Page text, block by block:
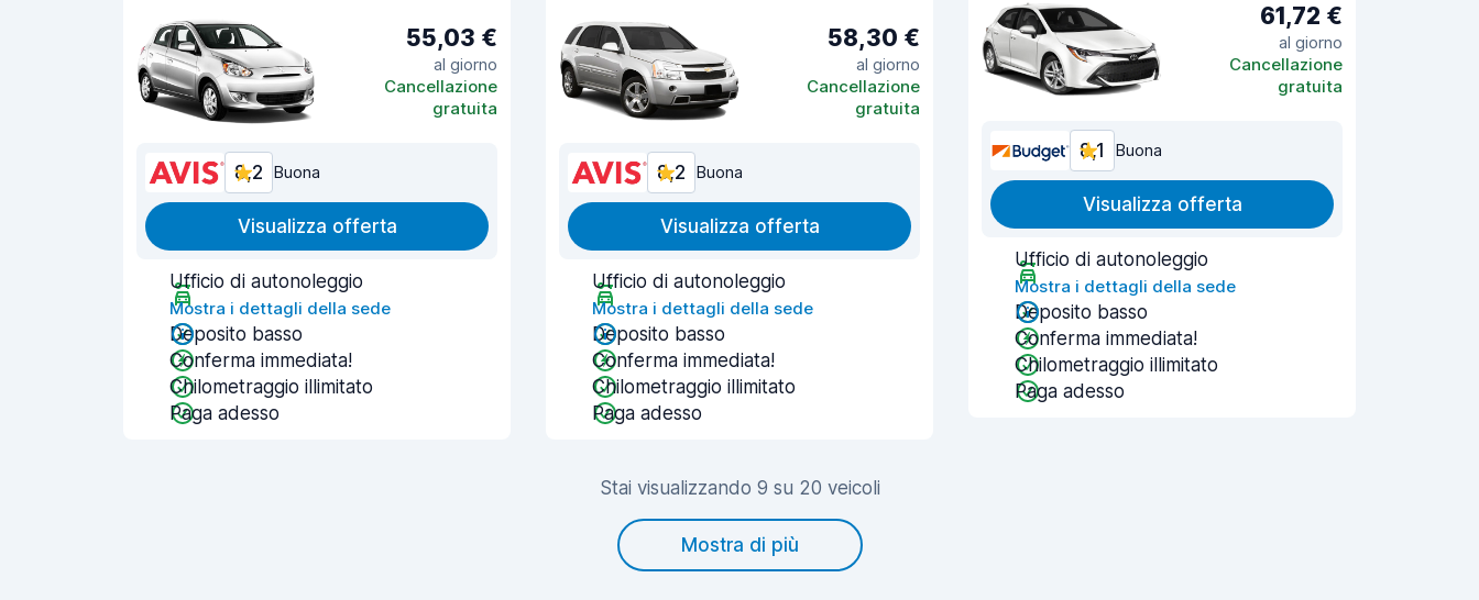
55,03 €
al giorno
Cancellazione
gratuita
8,2 Buona
Visualizza offerta
Ufficio di autonoleggio
Mostra i dettagli della sede
Deposito basso
Conferma immediata!
Chilometraggio illimitato
Paga adesso
58,30 €
al giorno
Cancellazione
gratuita
8,2 Buona
Visualizza offerta
Ufficio di autonoleggio
Mostra i dettagli della sede
Deposito basso
Conferma immediata!
Chilometraggio illimitato
Paga adesso
61,72 €
al giorno
Cancellazione
gratuita
8,1 Buona
Visualizza offerta
Ufficio di autonoleggio
Mostra i dettagli della sede
Deposito basso
Conferma immediata!
Chilometraggio illimitato
Paga adesso
Stai visualizzando 9 su 20 veicoli
Mostra di più